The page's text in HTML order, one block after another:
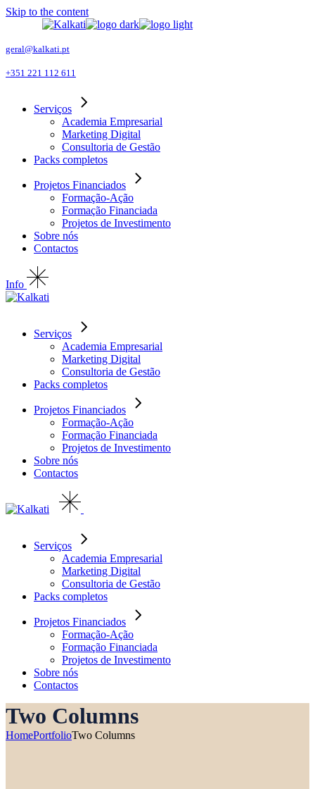
Skip to the content
geral@kalkati.pt
+351 221 112 611
Serviços
Academia Empresarial
Marketing Digital
Consultoria de Gestão
Packs completos
Projetos Financiados
Formação-Ação
Formação Financiada
Projetos de Investimento
Sobre nós
Contactos
Info
Serviços
Academia Empresarial
Marketing Digital
Consultoria de Gestão
Packs completos
Projetos Financiados
Formação-Ação
Formação Financiada
Projetos de Investimento
Sobre nós
Contactos
Serviços
Academia Empresarial
Marketing Digital
Consultoria de Gestão
Packs completos
Projetos Financiados
Formação-Ação
Formação Financiada
Projetos de Investimento
Sobre nós
Contactos
Two Columns
HomePortfolioTwo Columns